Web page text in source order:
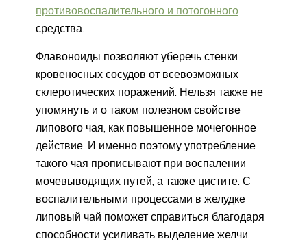
противовоспалительного и потогонного
средства.
Флавоноиды позволяют уберечь стенки
кровеносных сосудов от всевозможных
склеротических поражений. Нельзя также не
упомянуть и о таком полезном свойстве
липового чая, как повышенное мочегонное
действие. И именно поэтому употребление
такого чая прописывают при воспалении
мочевыводящих путей, а также цистите. С
воспалительными процессами в желудке
липовый чай поможет справиться благодаря
способности усиливать выделение желчи.